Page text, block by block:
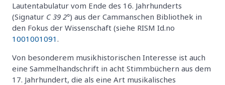
Lautentabulatur vom Ende des 16. Jahrhunderts
(Signatur C 39 2°) aus der Cammanschen Bibliothek in
den Fokus der Wissenschaft (siehe RISM Id.no
1001001091.
Von besonderem musikhistorischen Interesse ist auch
eine Sammelhandschrift in acht Stimmbüchern aus dem
17. Jahrhundert, die als eine Art musikalisches